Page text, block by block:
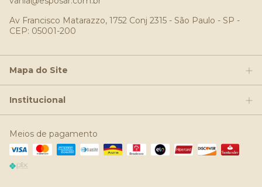
Av Francisco Matarazzo, 1752 Conj 2315 - São Paulo - SP -
CEP: 05001-200
Mapa do Site
Institucional
Meios de pagamento